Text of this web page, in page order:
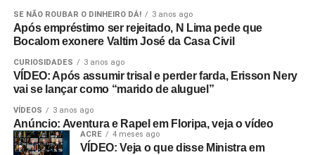
SE NÃO ROUBAR O DINHEIRO DÁ! 3 anos ago
Após empréstimo ser rejeitado, N Lima pede que
Bocalom exonere Valtim José da Casa Civil
CURIOSIDADES 3 anos ago
VÍDEO: Após assumir trisal e perder farda, Erisson Nery
vai se lançar como “marido de aluguel”
VÍDEOS 3 anos ago
Anúncio: Aventura e Rapel em Floripa, veja o vídeo
ACRE 4 meses ago
VÍDEO: Veja o que disse Ministra em